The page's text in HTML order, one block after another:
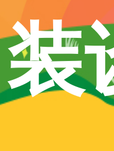
装